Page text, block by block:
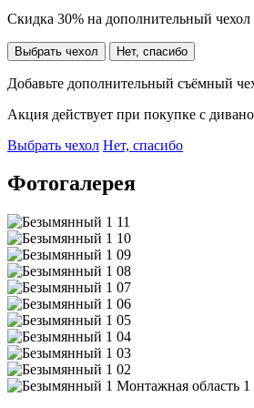
Скидка 30% на дополнительный
Выбрать чехол Нет, спасибо
Добавьте дополнительный съёмный
Акция действует при покупке с
Выбрать чехол Нет, спасибо
Фотогалерея